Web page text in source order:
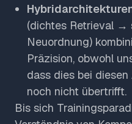
(dichtes Retrieval →
Neuordnung)
Präzision, obwohl
dass dies bei
noch nicht übertrifft.
Bis sich